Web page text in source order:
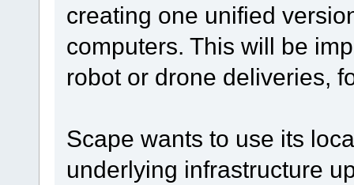
creating one unified
computers. This will be
robot or drone deliveries,
Scape wants to use its
underlying infrastructure